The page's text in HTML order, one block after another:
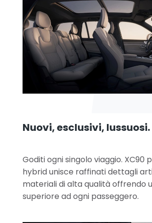
Nuovi, esclusivi, lussuosi.
Goditi ogni singolo viaggio. XC90
hybrid unisce raffinati dettagli
materiali di alta qualità offrendo
superiore ad ogni passeggero.